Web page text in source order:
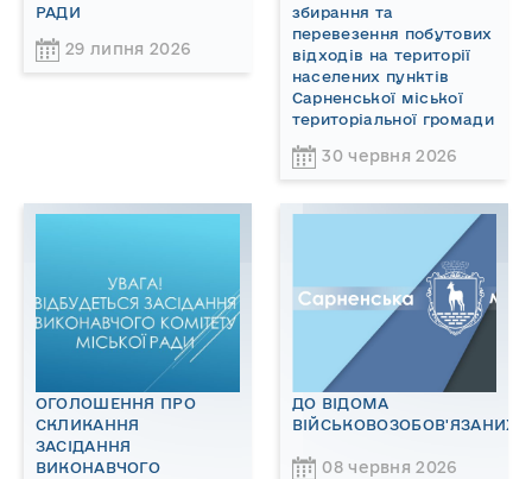
РАДИ
29 липня 2026
збирання та
перевезення побутових
відходів на території
населених пунктів
Сарненської міської
територіальної громади
30 червня 2026
ОГОЛОШЕННЯ ПРО
СКЛИКАННЯ
ЗАСІДАННЯ
ВИКОНАВЧОГО
ДО ВІДОМА
ВІЙСЬКОВОЗОБОВ'ЯЗАНИХ!
08 червня 2026